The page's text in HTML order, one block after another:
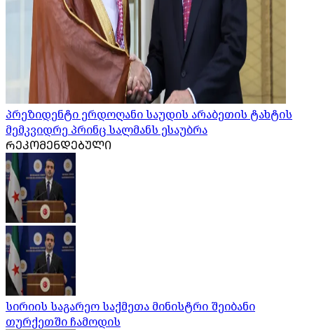
პრეზიდენტი ერდოღანი საუდის არაბეთის ტახტის
მემკვიდრე პრინც სალმანს ესაუბრა
ᲠᲔᲙᲝᲛᲔᲜᲓᲔᲑᲣᲚᲘ
სირიის საგარეო საქმეთა მინისტრი შეიბანი
თურქეთში ჩამოდის